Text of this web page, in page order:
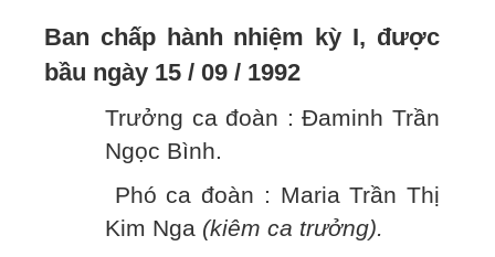
Ban chấp hành nhiệm kỳ I, được
bầu ngày 15 / 09 / 1992
Trưởng ca đoàn : Đaminh Trần
Ngọc Bình.
Phó ca đoàn : Maria Trần Thị
Kim Nga (kiêm ca trưởng).